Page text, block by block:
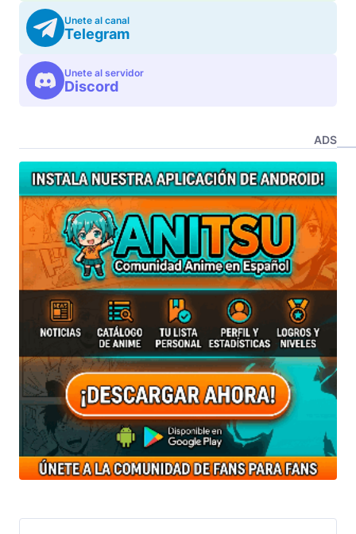
Unete al canal
Telegram
Unete al servidor
Discord
ADS